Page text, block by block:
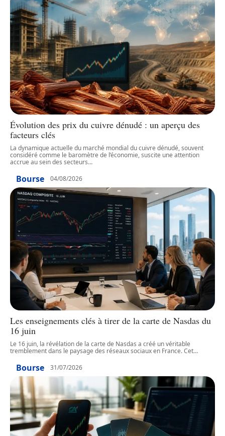
Évolution des prix du cuivre dénudé : un aperçu des
facteurs clés
La dynamique actuelle du marché mondial du cuivre dénudé, souvent
considéré comme le baromètre de l’économie, suscite une attention
accrue au sein des secteurs…
Bourse 04/08/2026
Les enseignements clés à tirer de la carte de Nasdas du
16 juin
Le 16 juin, la révélation de la carte de Nasdas a créé un véritable
tremblement dans le paysage des réseaux sociaux en France. Cet…
Bourse 31/07/2026